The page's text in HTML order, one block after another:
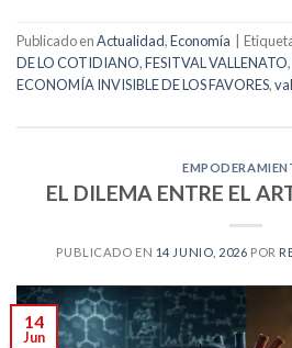
Publicado enActualidad,Economía
DE LO COTIDIANO,FESITVAL VALLENATO,
ECONOMÍA INVISIBLE DE LOS FAVORES,
EL DILEMA ENTRE EL
PUBLICADO EN 14 JUNIO, 2026 POR
14
Jun